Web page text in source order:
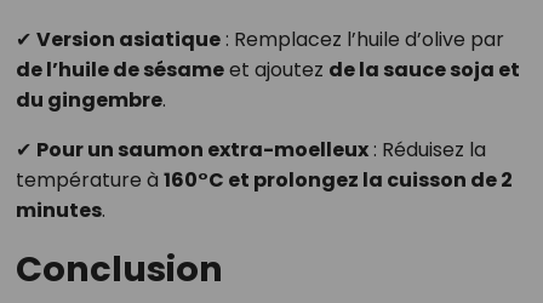
✔ Version asiatique: Remplacez l’huile d’olive par
de l’huile de sésameet ajoutez de la sauce soja et
du gingembre.
✔ Pour un saumon extra-moelleux: Réduisez la
température à 160°C et prolongez la cuisson de 2
minutes.
Conclusion